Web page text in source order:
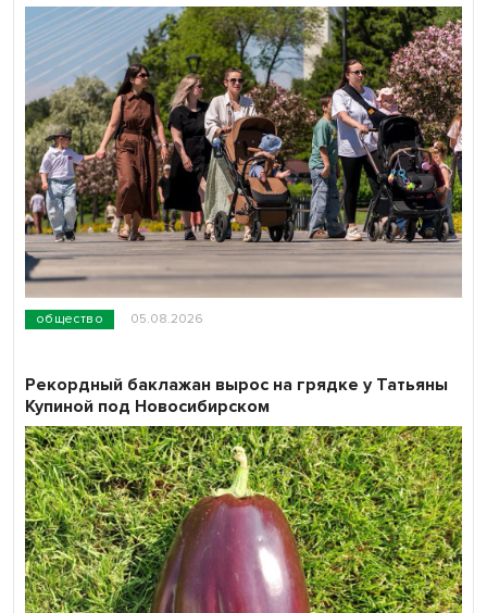
общество 05.08.2026
Рекордный баклажан вырос на грядке у Татьяны
Купиной под Новосибирском